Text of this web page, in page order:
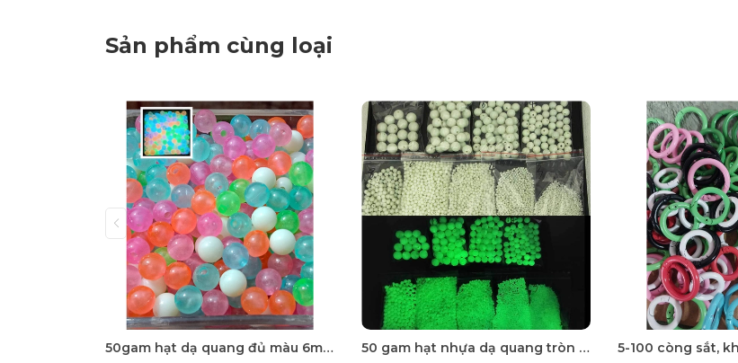
Sản phẩm cùng loại
50gam hạt dạ quang đủ màu 6mm, 8mm, 10mm, 12mm, hạt nhựa tròn 50 gam hạt nhựa dạ quang tròn đủ size 4mm, 5mm, 6mm, 8mm, 10mm, 12mm, 14mm, 16mm ,18mm , 10mm, 22mm, 25mm